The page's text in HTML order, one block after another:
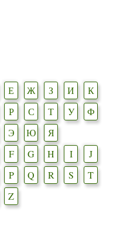
Е Ж З И
К
Р С Т У
Ф
Э Ю
Я
F G H I
J
P Q R S
T
Z